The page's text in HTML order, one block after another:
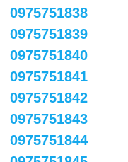
0975751838
0975751839
0975751840
0975751841
0975751842
0975751843
0975751844